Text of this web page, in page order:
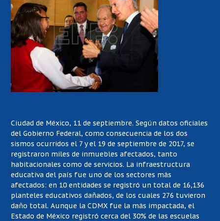
Ciudad de México, 11 de septiembre. Según datos oficiales
del Gobierno Federal, como consecuencia de los dos
sismos ocurridos el 7 y el 19 de septiembre de 2017, se
registraron miles de inmuebles afectados, tanto
habitacionales como de servicios. La infraestructura
educativa del país fue uno de los sectores más
afectados: en 10 entidades se registró un total de 16,136
planteles educativos dañados, de los cuales 276 tuvieron
daño total. Aunque la CDMX fue la más impactada, el
Estado de México registró cerca del 30% de las escuelas